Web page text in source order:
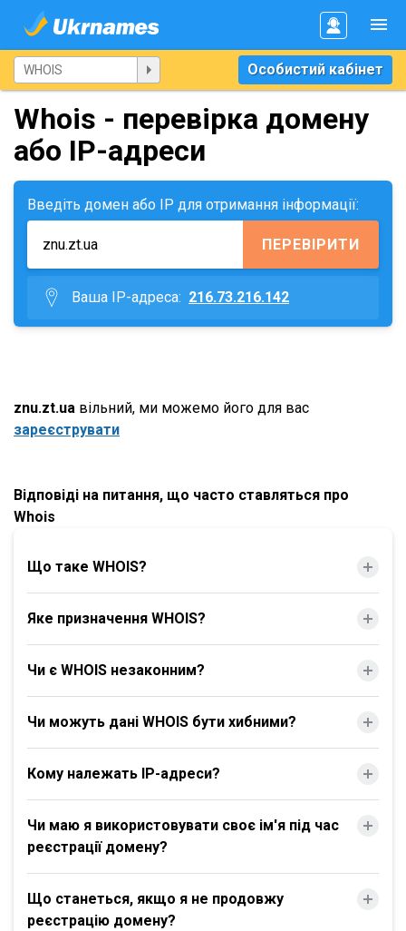
Особистий кабінет
Whois - перевірка домену
або IP-адреси
Введіть домен або IP для отримання інформації:
ПЕРЕВІРИТИ
Ваша IP-адреса: 216.73.216.142
znu.zt.ua вільний, ми можемо його для вас
зареєструвати
Відповіді на питання, що часто ставляться про
Whois
Що таке WHOIS?
Яке призначення WHOIS?
Чи є WHOIS незаконним?
Чи можуть дані WHOIS бути хибними?
Кому належать IP-адреси?
Чи маю я використовувати своє ім'я під час
реєстрації домену?
Що станеться, якщо я не продовжу
реєстрацію домену?